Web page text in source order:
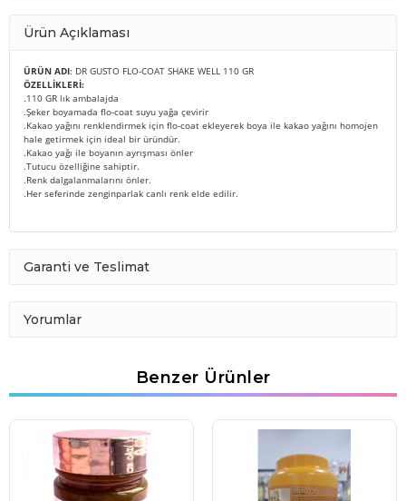
Ürün Açıklaması
ÜRÜN ADI: DR GUSTO FLO-COAT SHAKE WELL 110 GR
ÖZELLİKLERİ:
.110 GR lık ambalajda
.Şeker boyamada flo-coat suyu yağa çevirir
.Kakao yağını renklendirmek için flo-coat ekleyerek boya ile kakao yağını homojen
hale getirmek için ideal bir üründür.
.Kakao yağı ile boyanın ayrışması önler
.Tutucu özelliğine sahiptir.
.Renk dalgalanmalarını önler.
.Her seferinde zenginparlak canlı renk elde edilir.
Garanti ve Teslimat
Yorumlar
Benzer Ürünler